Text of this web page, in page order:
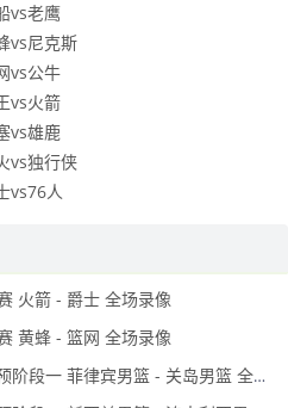
vs老鹰
vs尼克斯
vs公牛
vs火箭
vs雄鹿
vs独行侠
vs76人
火箭 - 爵士 全场录像
黄蜂 - 篮网 全场录像
2025年12月01日男篮世亚预阶段一 菲律宾男篮 - 关岛男篮 全场录像